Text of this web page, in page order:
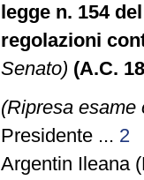
legge n. 154
regolazioni
Senato) (A.C.
(Ripresa esame
Presidente ... 2
Argentin Ileana